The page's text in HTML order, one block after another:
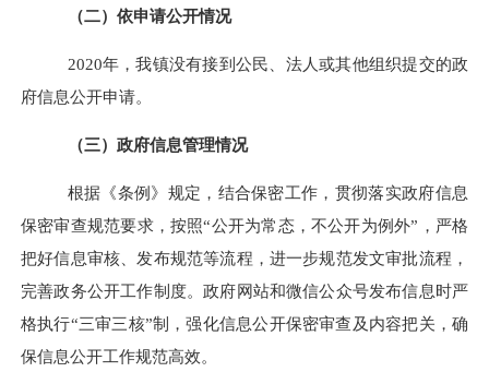
（二） 依申请公开情况
2020年，我镇没有接到公民、法人或其他组织提交的政
府信息公开申请。
（三）政府信息管理情况
根据《条例》规定， 结合保密工作，贯彻落实政府信息
保密审查规范要求，按照“公开为常态，不公开为例外”，严格
把好信息审核、发布规范等流程，进一步规范发文审批流程，
完善政务公开工作制度。政府网站和微信公众号发布信息时严
格执行“三审三核”制，强化信息公开保密审查及内容把关，确
保信息公开工作规范高效。